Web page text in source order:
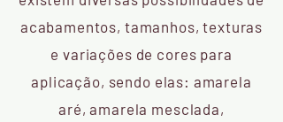
acabamentos, tamanhos, texturas
e variações de cores para
aplicação, sendo elas: amarela
aré, amarela mesclada,